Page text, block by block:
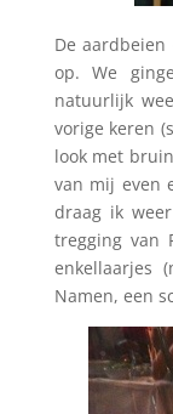
De
op. We
natuurlijk
vorige keren
look met
van mij even
draag ik
tregging van
enkellaarjes
Namen, een